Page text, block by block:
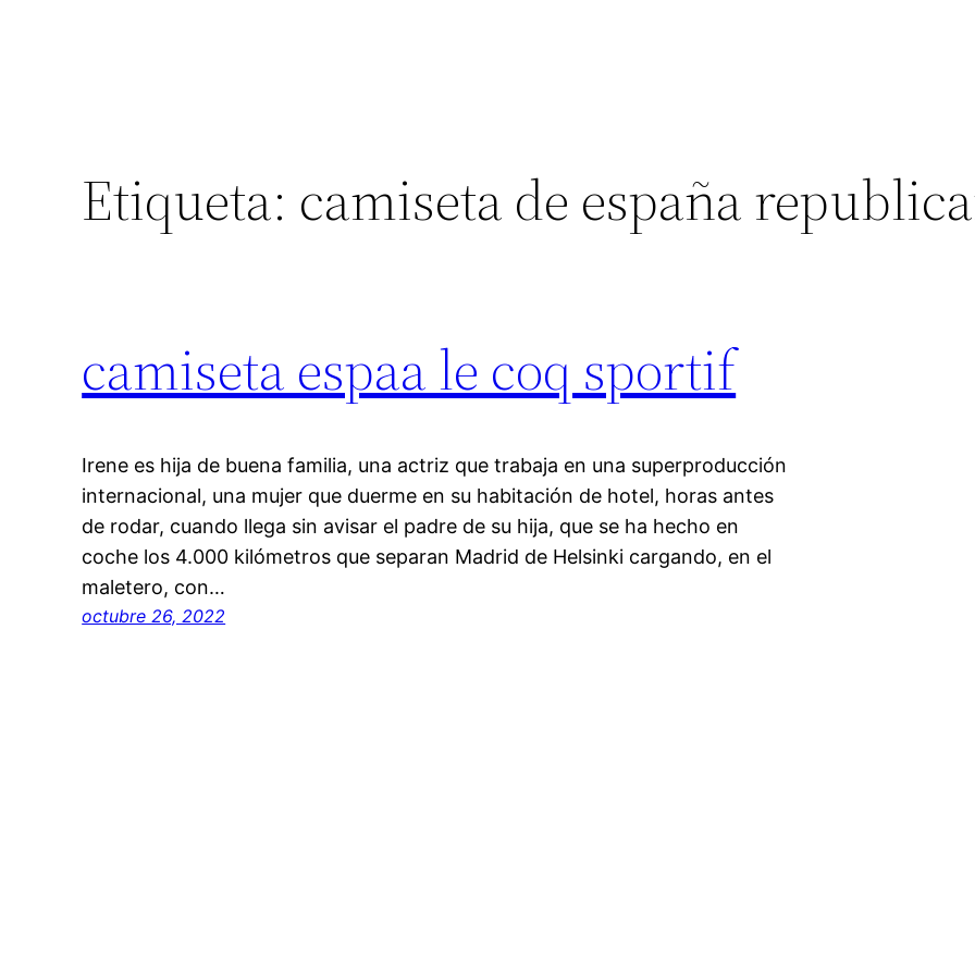
Etiqueta: camiseta de españa
camiseta espaa le coq sportif
Irene es hija de buena familia, una actriz que trabaja en una superproducción
internacional, una mujer que duerme en su habitación de hotel, horas antes
de rodar, cuando llega sin avisar el padre de su hija, que se ha hecho en
coche los 4.000 kilómetros que separan Madrid de Helsinki cargando, en el
maletero, con…
octubre 26, 2022